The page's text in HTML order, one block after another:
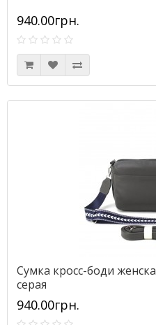
940.00грн.
Сумка кросс-боди
серая
940.00грн.